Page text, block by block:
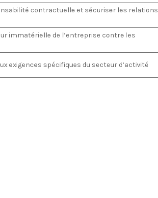
contractuelle et sécuriser les relations
immatérielle de l’entreprise contre les
exigences spécifiques du secteur d’activité